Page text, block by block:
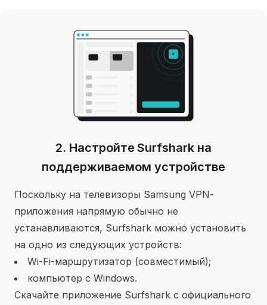
2. Настройте Surfshark на
поддерживаемом устройстве
Поскольку на телевизоры Samsung VPN-
приложения напрямую обычно не
устанавливаются, Surfshark можно установить
на одно из следующих устройств:
Wi-Fi-маршрутизатор (совместимый);
компьютер с Windows.
Скачайте приложение Surfshark с официального